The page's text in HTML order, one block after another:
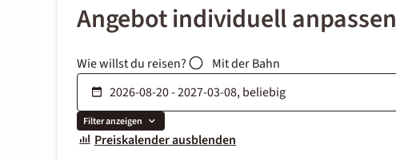
Angebot individuell anpassen
Wie willst du reisen? Mit der Bahn
Filter anzeigen
Preiskalender ausblenden